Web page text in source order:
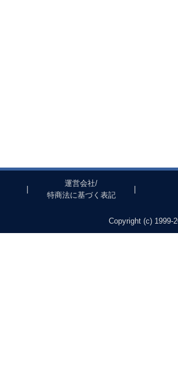
運営会社/
特商法に基づく表記
Copyright (c) 1999-